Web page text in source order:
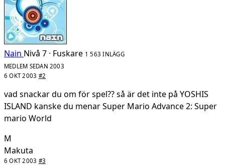
Nain Nivå 7 · Fuskare 1 563 INLÄGG
MEDLEM SEDAN 2003
6 OKT 2003 #2
vad snackar du om för spel?? så är det inte på YOSHIS
ISLAND kanske du menar Super Mario Advance 2: Super
mario World
M
Makuta
6 OKT 2003 #3